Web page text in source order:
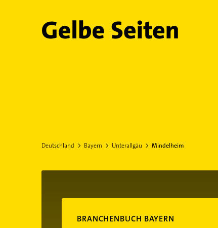
Gelbe Seiten
Deutschland Bayern Unterallgäu Mindelheim
BRANCHENBUCH BAYERN